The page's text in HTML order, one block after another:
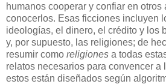
humanos cooperar y confiar en otros
conocerlos. Esas ficciones incluyen
ideologías, el dinero, el crédito y los
y, por supuesto, las religiones; de
resumir como religiones a todas
relatos necesarios para convencer a
estos están diseñados según